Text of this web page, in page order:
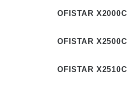
OFISTAR X2000C
OFISTAR X2500C
OFISTAR X2510C